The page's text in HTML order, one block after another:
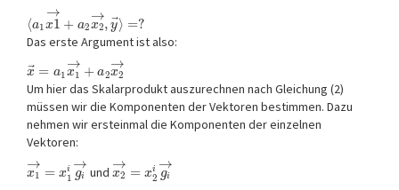
⟨a1x1
→
+ a2x2
→
, y⃗
⟩ =?
Das erste Argument ist also:
x⃗ = a1 x1
→
+ a2x2
→
Um hier das Skalarprodukt auszurechnen nach Gleichung (2)
müssen wir die Komponenten der Vektoren bestimmen. Dazu
nehmen wir ersteinmal die Komponenten der einzelnen
Vektoren:
x1
→
= xi
1 gi
→
und x2
→
= xi
2 gi
→